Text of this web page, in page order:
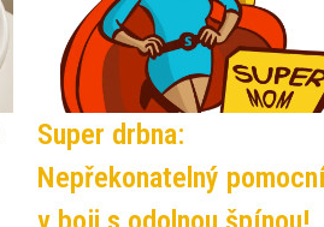
Super drbna:
Nepřekonatelný